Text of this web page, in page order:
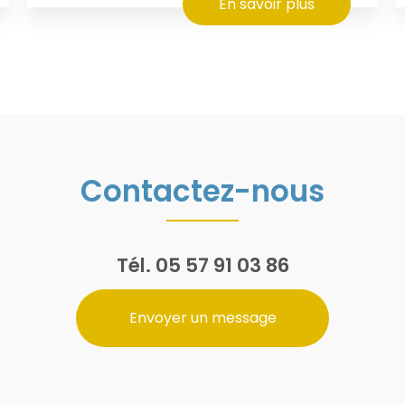
Contactez-nous
Tél. 05 57 91 03 86
Envoyer un message